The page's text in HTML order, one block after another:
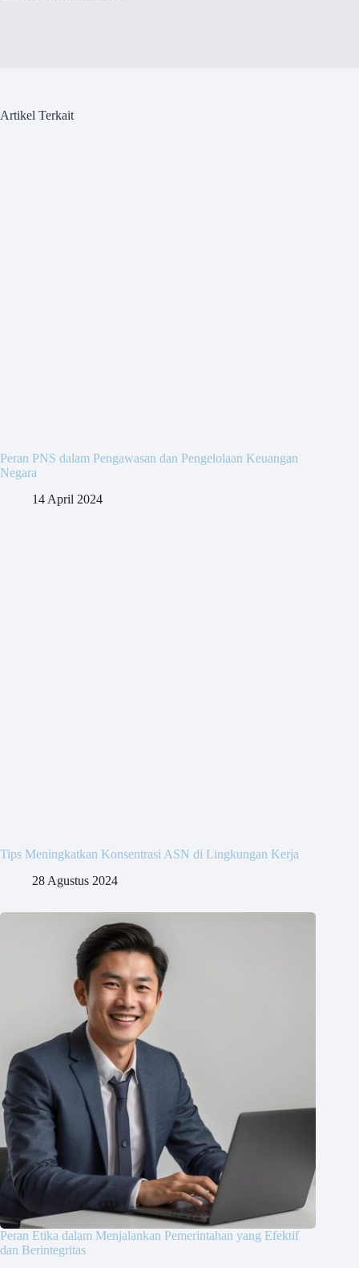
Artikel Terkait
Peran PNS dalam Pengawasan dan Pengelolaan Keuangan
Negara
14 April 2024
Tips Meningkatkan Konsentrasi ASN di Lingkungan Kerja
28 Agustus 2024
Peran Etika dalam Menjalankan Pemerintahan yang Efektif
dan Berintegritas